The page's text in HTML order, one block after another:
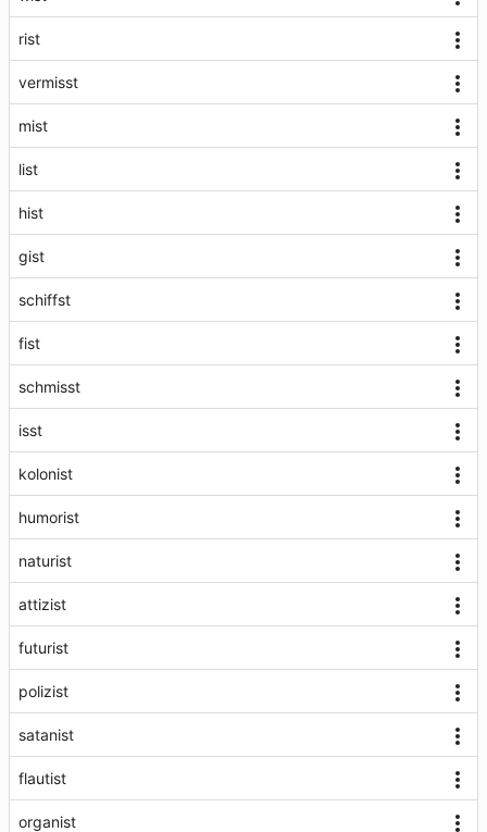
rist
vermisst
mist
list
hist
gist
schiffst
fist
schmisst
isst
kolonist
humorist
naturist
attizist
futurist
polizist
satanist
flautist
organist